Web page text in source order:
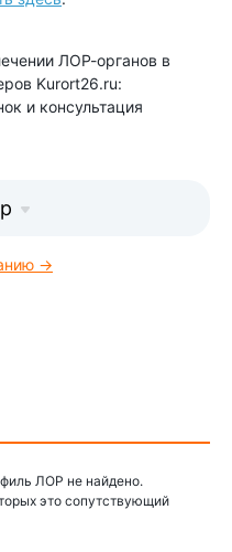
ЛОР-органов в
Kurort26.ru:
и консультация
→
ЛОР не найдено.
это сопутствующий